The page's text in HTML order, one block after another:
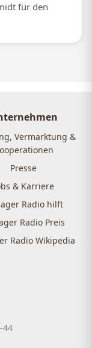
für den
Vermarktung &
Presse
& Karriere
Radio hilft
Radio Preis
Radio Wikipedia
44